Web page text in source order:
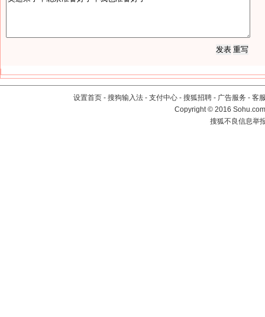
设置首页 - 搜狗输入法 - 支付中心 - 搜狐招聘 - 广告服务 - 客
Copyright©2016
搜狐不良信息举